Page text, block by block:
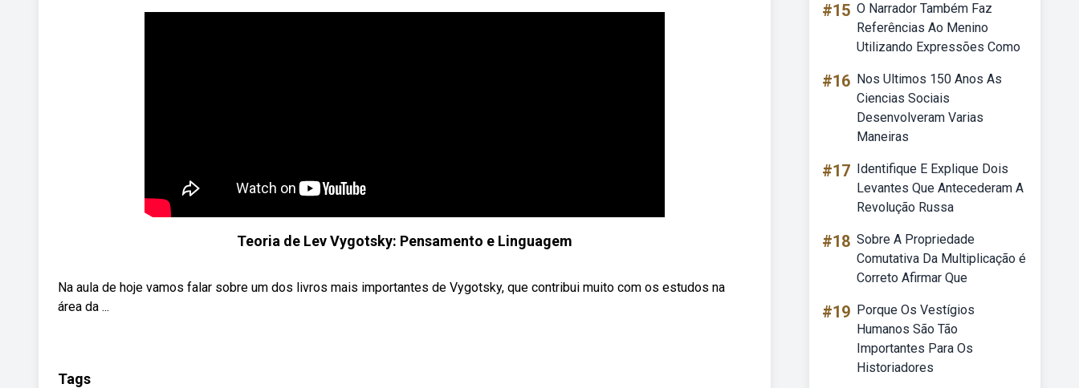
Teoria de Lev Vygotsky: Pensamento e Linguagem
Na aula de hoje vamos falar sobre um dos livros mais importantes de Vygotsky, que contribui muito com os estudos na
área da ...
Tags
#15 O Narrador Também Faz
Referências Ao Menino
Utilizando Expressões Como
#16 Nos Ultimos 150 Anos As
Ciencias Sociais
Desenvolveram Varias
Maneiras
#17 Identifique E Explique Dois
Levantes Que Antecederam A
Revolução Russa
#18 Sobre A Propriedade
Comutativa Da Multiplicação é
Correto Afirmar Que
#19 Porque Os Vestígios
Humanos São Tão
Importantes Para Os
Historiadores